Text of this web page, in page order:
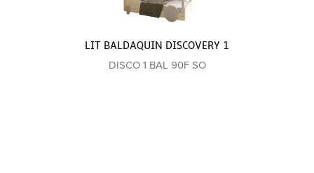
LIT BALDAQUIN DISCOVERY 1
DISCO 1 BAL 90F SO